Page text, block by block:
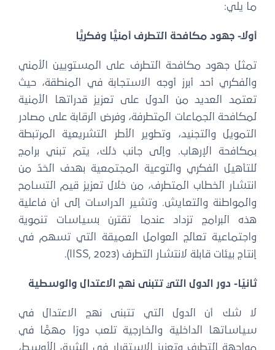
ما يلي:
أولًا- جهود مكافحة التطرف أمنيًّا وفكريًّا
تمثل جهود مكافحة التطرف على المستويين الأمني
والفكري أحد أبرز أوجه الاستجابة في المنطقة، حيث
تعتمد العديد من الدول على تعزيز قدراتها الأمنية
لمكافحة الجماعات المتطرفة، وفرض الرقابة على مصادر
التمويل والتجنيد، وتطوير الأطر التشريعية المرتبطة
بمكافحة الإرهاب. وإلى جانب ذلك، يتم تبني برامج
للتأهيل الفكري والتوعية المجتمعية بهدف الحَدّ من
انتشار الخطاب المتطرف، من خلال تعزيز قيم التسامح
والمواطنة والتعايش. وتشير الدراسات إلى أن فاعلية
هذه البرامج تزداد عندما تقترن بسياسات تنموية
واجتماعية تعالج العوامل العميقة التي تسهم في
إنتاج بيئات قابلة لانتشار التطرف (IISS, 2023).
ثانيًا- دور الدول التي تتبنى نهج الاعتدال والوسطية
لا شك أن الدول التي تتبنى نهج الاعتدال في
سياساتها الداخلية والخارجية تلعب دورًا مهمًّا في
مواجهة التطرف وتعزيز الاستقرار في الشرق الأوسط،